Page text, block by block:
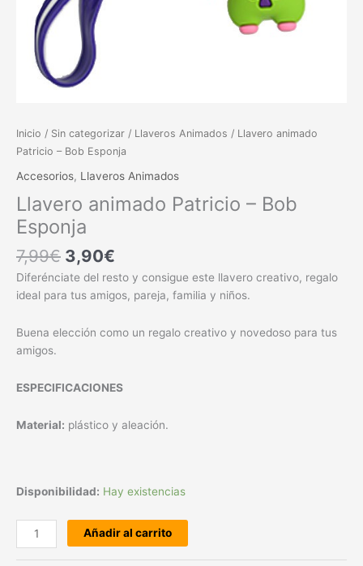
Inicio / Sin categorizar / Llaveros Animados / Llavero animado
Patricio – Bob Esponja
Accesorios, Llaveros Animados
Llavero animado Patricio – Bob
Esponja
7,99€ 3,90€
Diferénciate del resto y consigue este llavero creativo, regalo
ideal para tus amigos, pareja, familia y niños.
Buena elección como un regalo creativo y novedoso para tus
amigos.
ESPECIFICACIONES
Material: plástico y aleación.
Disponibilidad: Hay existencias
Añadir al carrito